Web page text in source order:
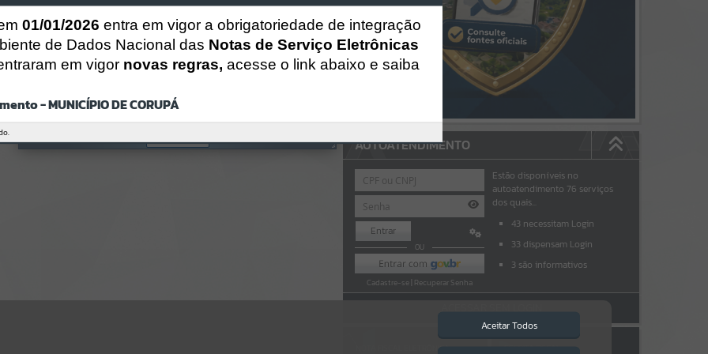
AUTOATENDIMENTO
Entrar
OU
Cadastre-se Recuperar Senha
Estão disponíveis no
autoatendimento 76 serviços
dos quais...
43 necessitam Login
33 dispensam Login
3 são informativos
ACESSAR SEM LOGIN
NOTA FISCAL ELETRÔNICA ESCRITA FISCAL
Aceitar Todos
01/01/2026 entra em vigor a obrigatoriedade de integração
de Dados Nacional das Notas de Serviço Eletrônicas
em vigor novas regras, acesse o link abaixo e saiba
- MUNICÍPIO DE CORUPÁ
Ocorreu um erro de script:
Uncaught SyntaxError: Unexpected token '('
https://corupa.atende.net/https:/corupa.atende.net/cidadao/pagina/p
rotocolo-terapia-ocupacional-2026-
3a725aa1a3e42e62571aa199b67e2.js?v=816ac05d:47
OK